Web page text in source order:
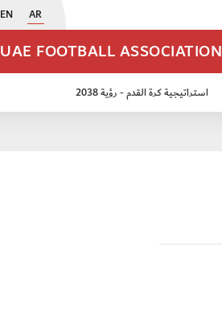
EN AR
UAE FOOTBALL ASSOCIATION
استراتيجية كرة القدم - رؤية 2038